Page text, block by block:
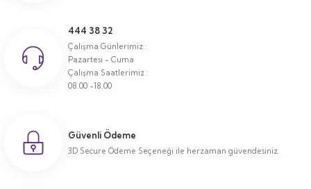
444 38 32
Çalışma Günlerimiz :
Pazartesi - Cuma
Çalışma Saatlerimiz :
08.00 -18.00
Güvenli Ödeme
3D Secure Ödeme Seçeneği ile herzaman güvendesiniz.